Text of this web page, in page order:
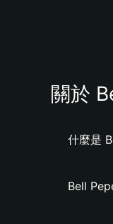
關於
什麼是
Bell